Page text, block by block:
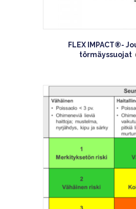
FLEX IMPACT®-
törmäyssuojat